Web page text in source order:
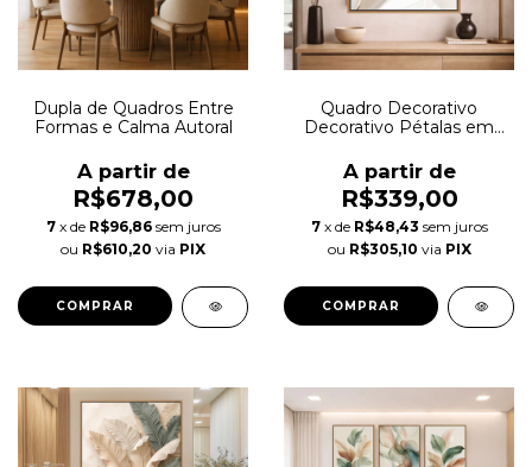
Dupla de Quadros Entre
Formas e Calma Autoral
A partir de
R$678,00
7 x de R$96,86 sem juros
ou R$610,20 via PIX
COMPRAR
Quadro Decorativo
Decorativo Pétalas em
A partir de
R$339,00
7 x de R$48,43 sem juros
ou R$305,10 via PIX
COMPRAR